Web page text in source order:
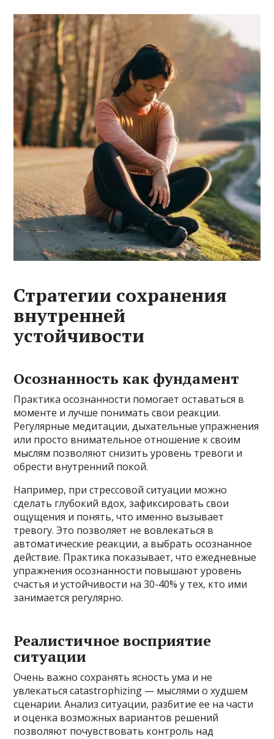
Стратегии сохранения
внутренней
устойчивости
Осознанность как фундамент
Практика осознанности помогает оставаться в
моменте и лучше понимать свои реакции.
Регулярные медитации, дыхательные упражнения
или просто внимательное отношение к своим
мыслям позволяют снизить уровень тревоги и
обрести внутренний покой.
Например, при стрессовой ситуации можно
сделать глубокий вдох, зафиксировать свои
ощущения и понять, что именно вызывает
тревогу. Это позволяет не вовлекаться в
автоматические реакции, а выбрать осознанное
действие. Практика показывает, что ежедневные
упражнения осознанности повышают уровень
счастья и устойчивости на 30-40% у тех, кто ими
занимается регулярно.
Реалистичное восприятие
ситуации
Очень важно сохранять ясность ума и не
увлекаться catastrophizing — мыслями о худшем
сценарии. Анализ ситуации, разбитие ее на части
и оценка возможных вариантов решений
позволяют почувствовать контроль над